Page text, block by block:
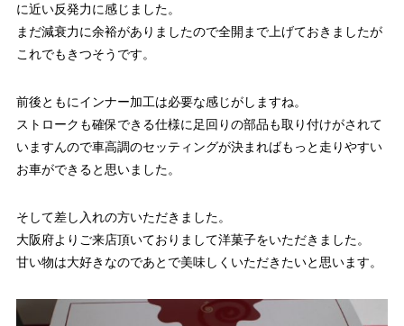
に近い反発力に感じました。
まだ減衰力に余裕がありましたので全開まで上げておきましたが
これでもきつそうです。
前後ともにインナー加工は必要な感じがしますね。
ストロークも確保できる仕様に足回りの部品も取り付けがされて
いますんので車高調のセッティングが決まればもっと走りやすい
お車ができると思いました。
そして差し入れの方いただきました。
大阪府よりご来店頂いておりまして洋菓子をいただきました。
甘い物は大好きなのであとで美味しくいただきたいと思います。